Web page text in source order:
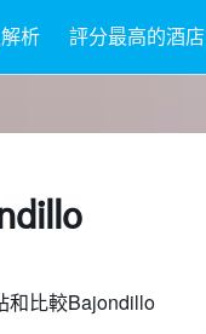
析 評分最高的酒店
和比較Bajondillo